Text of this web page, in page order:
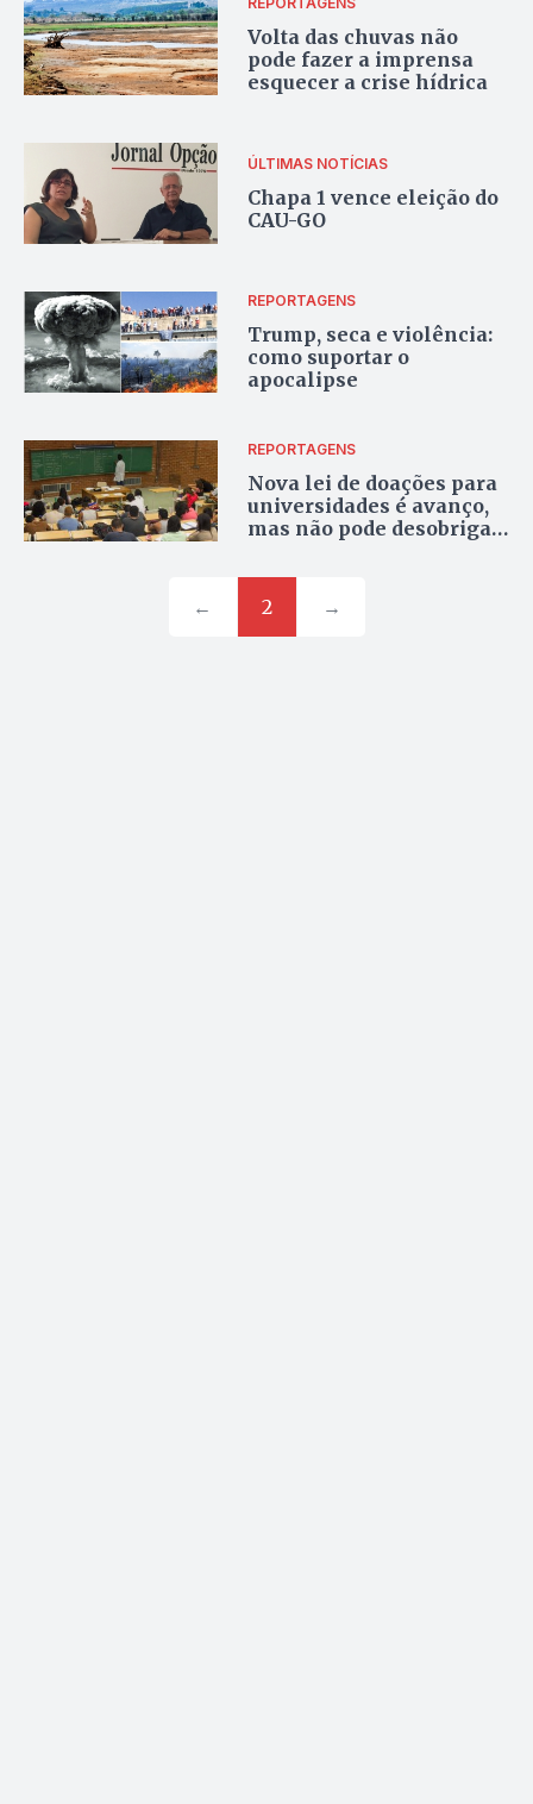
Volta das chuvas não
pode fazer a imprensa
esquecer a crise hídrica
ÚLTIMAS NOTÍCIAS
Chapa 1 vence eleição do
CAU-GO
REPORTAGENS
Trump, seca e violência:
como suportar o
apocalipse
REPORTAGENS
Nova lei de doações para
universidades é avanço,
mas não pode desobrigar
← 2 →